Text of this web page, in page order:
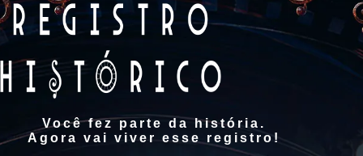
Você fez parte da história.
Agora vai viver esse registro!